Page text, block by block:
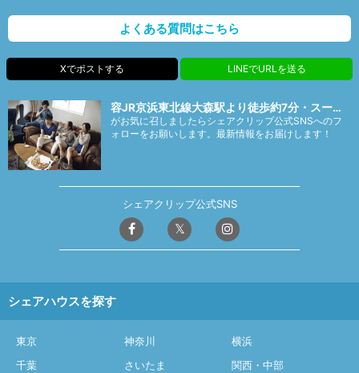
よくある質問はこちら
Xでポストする LINEでURLを送る
容JR京浜東北線大森駅より徒歩約7分・スー…
がお気に召しましたらシェアクリップ公式SNSへのフ
ォローをお願いします。最新情報をお届けします！
シェアクリップ公式SNS
シェアハウスを探す
東京 神奈川
横浜
千葉
さいたま
関西・中部